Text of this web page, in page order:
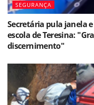
SEGURANÇA
Secretária pula janela
escola de Teresina:
discernimento"